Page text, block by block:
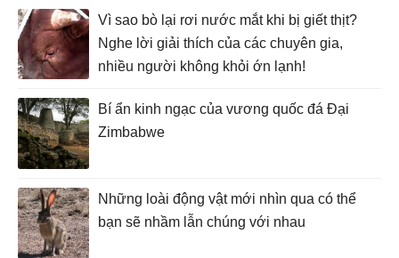
Vì sao bò lại rơi nước mắt khi bị giết thịt?
Nghe lời giải thích của các chuyên gia,
nhiều người không khỏi ớn lạnh!
Bí ẩn kinh ngạc của vương quốc đá Đại
Zimbabwe
Những loài động vật mới nhìn qua có thể
bạn sẽ nhầm lẫn chúng với nhau